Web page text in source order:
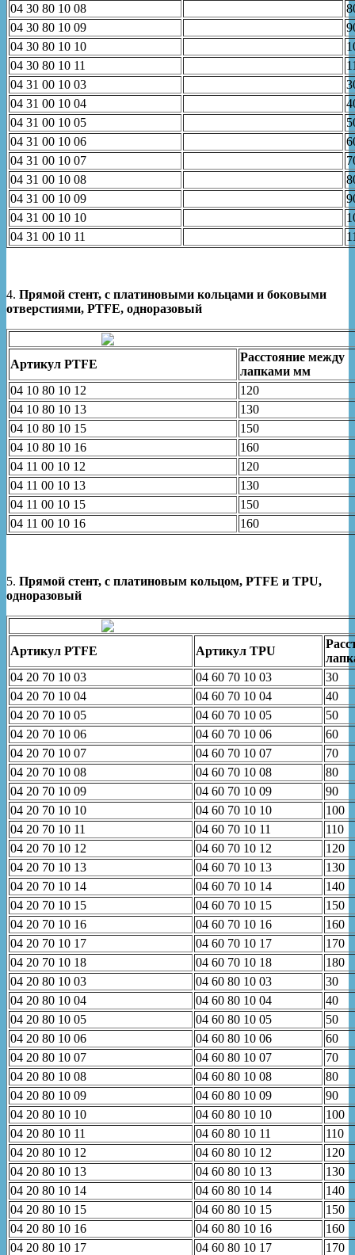
04 30 80 10 08
04 30 80 10 09
04 30 80 10 10
04 30 80 10 11
04 31 00 10 03
04 31 00 10 04
04 31 00 10 05
04 31 00 10 06
04 31 00 10 07
04 31 00 10 08
04 31 00 10 09
04 31 00 10 10
04 31 00 10 11
4. Прямой стент, с платиновыми кольцами и боковыми
отверстиями, PTFE, одноразовый
Артикул PTFE
Расстояние между
лапками мм
04 10 80 10 12
120
04 10 80 10 13
130
04 10 80 10 15
150
04 10 80 10 16
160
04 11 00 10 12
120
04 11 00 10 13
130
04 11 00 10 15
150
04 11 00 10 16
160
5. Прямой стент, с платиновым кольцом, PTFE и TPU,
одноразовый
Артикул PTFE Артикул TPU
04 20 70 10 03
04 60 70 10 03
30
04 20 70 10 04
04 60 70 10 04
40
04 20 70 10 05
04 60 70 10 05
50
04 20 70 10 06
04 60 70 10 06
60
04 20 70 10 07
04 60 70 10 07
70
04 20 70 10 08
04 60 70 10 08
80
04 20 70 10 09
04 60 70 10 09
90
04 20 70 10 10
04 60 70 10 10
100
04 20 70 10 11
04 60 70 10 11
110
04 20 70 10 12
04 60 70 10 12
120
04 20 70 10 13
04 60 70 10 13
130
04 20 70 10 14
04 60 70 10 14
140
04 20 70 10 15
04 60 70 10 15
150
04 20 70 10 16
04 60 70 10 16
160
04 20 70 10 17
04 60 70 10 17
170
04 20 70 10 18
04 60 70 10 18
180
04 20 80 10 03
04 60 80 10 03
30
04 20 80 10 04
04 60 80 10 04
40
04 20 80 10 05
04 60 80 10 05
50
04 20 80 10 06
04 60 80 10 06
60
04 20 80 10 07
04 60 80 10 07
70
04 20 80 10 08
04 60 80 10 08
80
04 20 80 10 09
04 60 80 10 09
90
04 20 80 10 10
04 60 80 10 10
100
04 20 80 10 11
04 60 80 10 11
110
04 20 80 10 12
04 60 80 10 12
120
04 20 80 10 13
04 60 80 10 13
130
04 20 80 10 14
04 60 80 10 14
140
04 20 80 10 15
04 60 80 10 15
150
04 20 80 10 16
04 60 80 10 16
160
04 20 80 10 17
04 60 80 10 17
170